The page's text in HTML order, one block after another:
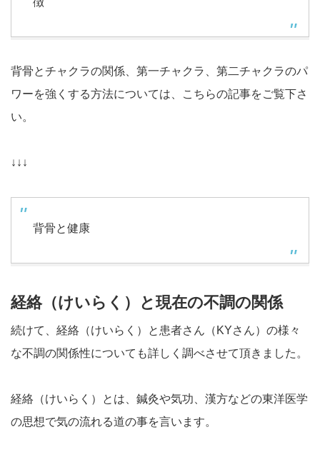
背骨とチャクラの関係、第一チャクラ、第二チャクラのパ
ワーを強くする方法については、こちらの記事をご覧下さ
い。
↓↓↓
背骨と健康
経絡（けいらく）と現在の不調の関係
続けて、経絡（けいらく）と患者さん（KYさん）の様々
な不調の関係性についても詳しく調べさせて頂きました。
経絡（けいらく）とは、鍼灸や気功、漢方などの東洋医学
の思想で気の流れる道の事を言います。